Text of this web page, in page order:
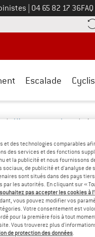
Appelez-nous au
04 65 82 17 36
de paiement ici !
Escalade
/ Vêtements outdoor /
(0)
produits à vous
» Revenez à la page
et des technologies comparables
des services et des fonctions
et la publicité et nous fournissons
sociaux, de publicité et d'analyse
sont situés dans des pays
par les autorités. En cliquant sur «
pas accepter les cookies à
vous pouvez modifier vos
Votre consentement est
pour la première fois à tout
Vous trouverez plus
de protection des données